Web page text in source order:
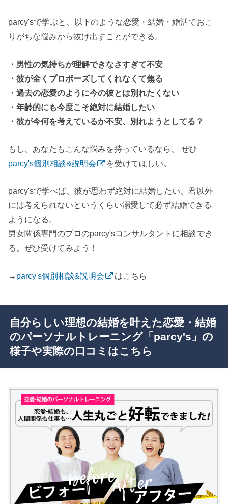
parcy'sで学ぶと、以下のような恋愛・結婚・婚活でおこ
りがちな悩みから抜け出すことができる。
・男性の気持ちが理解できなさすぎて不安
・彼が全くプロポーズしてくれなくて焦る
・過去の恋愛のように今の彼とは別れたくない
・年齢的にも今度こそ絶対に結婚したい
・彼が今何を考えているか不安、別れようとしてる？
もし、あなたもこんな悩みを持っているなら、 ぜひ
parcy's個別相談&説明会
を受けてほしい。
parcy'sで学べば、彼が思わず絶対に結婚したい、君以外
には考えられないというくらい溺愛して必ず結婚できる
ようになる。
男女関係専門のプロのparcy'sコンサルタントに相談でき
る。ぜひ受けてみよう！
→ parcy's個別相談&説明会 はこちら
自分らしい理想の結婚を叶えた恋愛・結婚
のパーソナルトレーニング「parcy's」の
様子や実際の口コミはこちら